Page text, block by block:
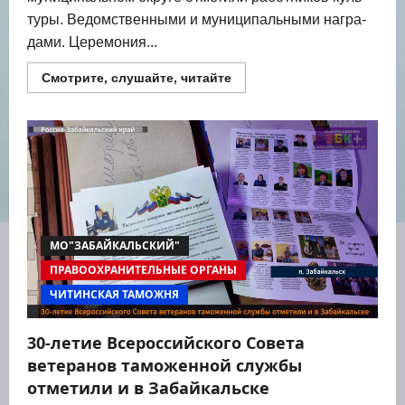
ту­ры. Ведом­ствен­ны­ми и муни­ци­паль­ны­ми награ­
да­ми. Цере­мо­ния...
Смотрите, слушайте, читайтеПрочитать
больше
Забайкальском
муниципальном
округе
наградили
культработников
МО"ЗАБАЙКАЛЬСКИЙ"
ПРАВООХРАНИТЕЛЬНЫЕ ОРГАНЫ
ЧИТИНСКАЯ ТАМОЖНЯ
30-летие Всероссийского Совета
ветеранов таможенной службы
отметили и в Забайкальске